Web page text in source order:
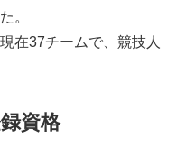
。
在37チームで、競技人
資格